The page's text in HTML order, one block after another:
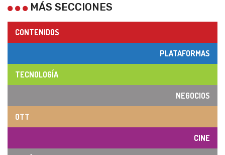
MÁS SECCIONES
CONTENIDOS
PLATAFORMAS
TECNOLOGÍA
NEGOCIOS
OTT
CINE